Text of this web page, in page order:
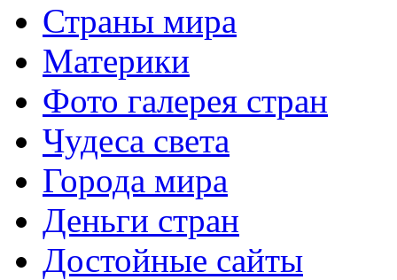
Страны мира
Материки
Фото галерея стран
Чудеса света
Города мира
Деньги стран
Достойные сайты